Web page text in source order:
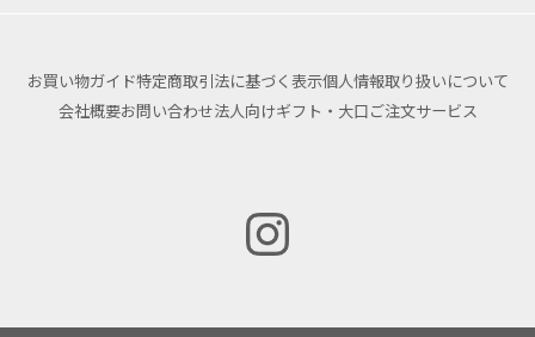
お買い物ガイド特定商取引法に基づく表示個人情報取り扱いについて
会社概要お問い合わせ法人向けギフト・大口ご注文サービス